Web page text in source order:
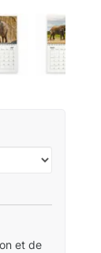
et de